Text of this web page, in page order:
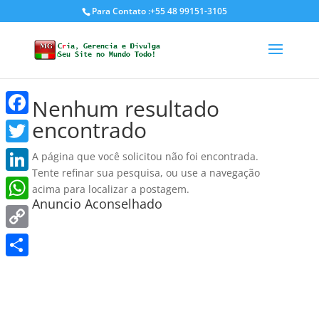
Para Contato :+55 48 99151-3105
Nenhum resultado
encontrado
A página que você solicitou não foi encontrada.
Tente refinar sua pesquisa, ou use a navegação
acima para localizar a postagem.
Anuncio Aconselhado
Facebook
Twitter
LinkedIn
WhatsApp
Copy